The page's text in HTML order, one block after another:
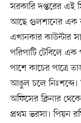
সরকারি দপ্তরের এই
আছে গুলশানের এক
এখানকার কাউন্টার
পরিপাটি টেবিলে
পাশে কাচের পাত্রে
আঙুল চলে নিঃশব্দে।
অফিসের ক্লিনার
প্রথম ভরসা। পিয়ন